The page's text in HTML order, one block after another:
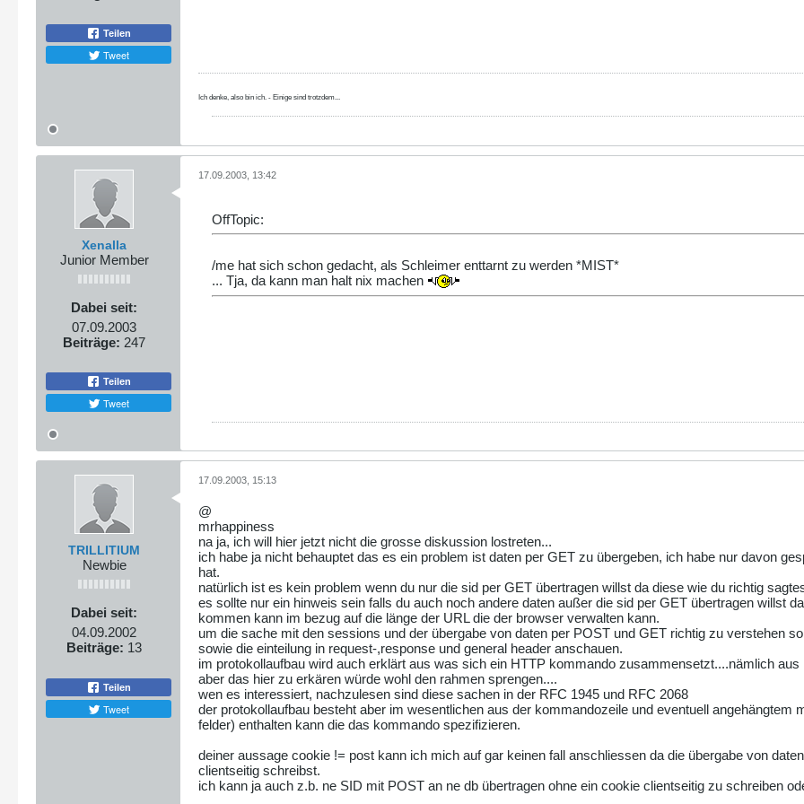
Teilen
Tweet
Ich denke, also bin ich. - Einige sind trotzdem...
Xenalla
Junior Member
Dabei seit:
07.09.2003
Beiträge: 247
Teilen
Tweet
17.09.2003, 13:42
OffTopic:
/me hat sich schon gedacht, als Schleimer enttarnt zu werden *MIST*
... Tja, da kann man halt nix machen
TRILLITIUM
Newbie
Dabei seit:
04.09.2002
Beiträge: 13
Teilen
Tweet
17.09.2003, 15:13
@
mrhappiness
na ja, ich will hier jetzt nicht die grosse diskussion lostreten...
ich habe ja nicht behauptet das es ein problem ist daten per GET zu übergeben, ich habe nur davon
hat.
natürlich ist es kein problem wenn du nur die sid per GET übertragen willst da diese wie du richtig
es sollte nur ein hinweis sein falls du auch noch andere daten außer die sid per GET übertragen willst
kommen kann im bezug auf die länge der URL die der browser verwalten kann.
um die sache mit den sessions und der übergabe von daten per POST und GET richtig zu verstehen
sowie die einteilung in request-,response und general header anschauen.
im protokollaufbau wird auch erklärt aus was sich ein HTTP kommando zusammensetzt....nämlich
aber das hier zu erkären würde wohl den rahmen sprengen....
wen es interessiert, nachzulesen sind diese sachen in der RFC 1945 und RFC 2068
der protokollaufbau besteht aber im wesentlichen aus der kommandozeile und eventuell angehängtem
felder) enthalten kann die das kommando spezifizieren.
deiner aussage cookie != post kann ich mich auf gar keinen fall anschliessen da die übergabe von
clientseitig schreibst.
ich kann ja auch z.b. ne SID mit POST an ne db übertragen ohne ein cookie clientseitig zu schreiben